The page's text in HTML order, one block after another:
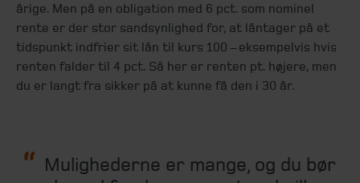
årige. Men på en obligation med 6 pct. som nominel
rente er der stor sandsynlighed for, at låntager på et
tidspunkt indfrier sit lån til kurs 100 – eksempelvis hvis
renten falder til 4 pct. Så her er renten pt. højere, men
du er langt fra sikker på at kunne få den i 30 år.
Mulighederne er mange, og du bør